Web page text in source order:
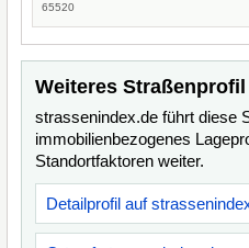
65520
Weiteres
strassenindex.de führt diese
immobilienbezogenes
Standortfaktoren weiter.
Detailprofil auf